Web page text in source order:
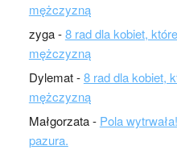
mężczyzną
zyga-8 rad dla kobiet,
mężczyzną
Dylemat-8 rad dla kobiet,
mężczyzną
Małgorzata- Pola
pazura.